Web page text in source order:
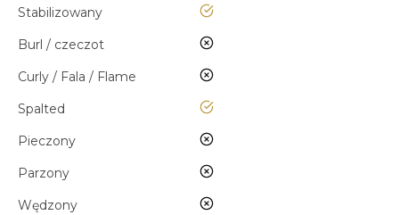
Stabilizowany
tak
Burl / czeczot nie
Curly / Fala / Flame nie
Spalted tak
Pieczony nie
Parzony nie
Wędzony nie